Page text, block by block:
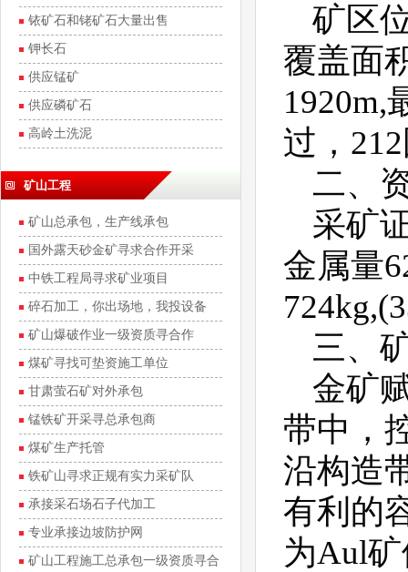
铱矿石和铑矿石大量出售
钾长石
供应锰矿
供应磷矿石
高岭土洗泥
矿山工程
矿山总承包，生产线承包
国外露天砂金矿寻求合作开采
中铁工程局寻求矿业项目
碎石加工，你出场地，我投设备
矿山爆破作业一级资质寻合作
煤矿寻找可垫资施工单位
甘肃萤石矿对外承包
锰铁矿开采寻总承包商
煤矿生产托管
铁矿山寻求正规有实力采矿队
承接采石场石子代加工
专业承接边坡防护网
矿山工程施工总承包一级资质寻合
矿区
覆盖面
1920m,
过，
二、
采矿
金属量
三、
金矿
带中，
沿构造
有利的
为Aul